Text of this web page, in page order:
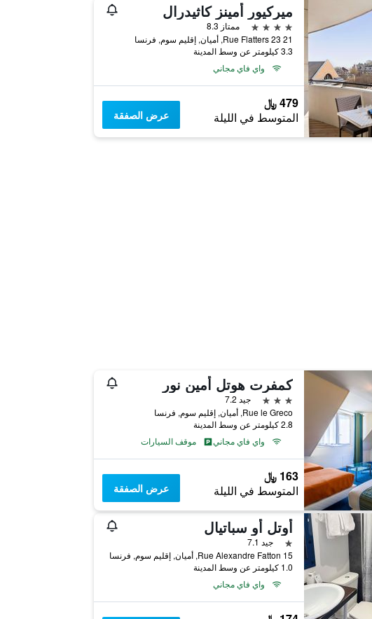
ميركيور أمينز كاثيدرال
4 نجوم
ممتاز 8.3
21 23 Rue Flatters, أميان, إقليم سوم, فرنسا
3.3 كيلومتر عن وسط المدينة
واي فاي مجاني
479 ﷼
المتوسط في الليلة عرض الصفقة
كمفرت هوتل أمين نور
3 نجوم
جيد 7.2
Rue le Greco, أميان, إقليم سوم, فرنسا
2.8 كيلومتر عن وسط المدينة
واي فاي مجاني
موقف السيارات
163 ﷼
المتوسط في الليلة عرض الصفقة
أوتل أو سباتيال
نجمة واحدة
جيد 7.1
15 Rue Alexandre Fatton, أميان, إقليم سوم, فرنسا
1.0 كيلومتر عن وسط المدينة
واي فاي مجاني